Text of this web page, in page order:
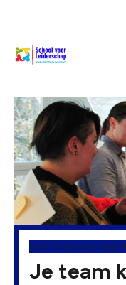
COMMUNICATIE ,
Je team